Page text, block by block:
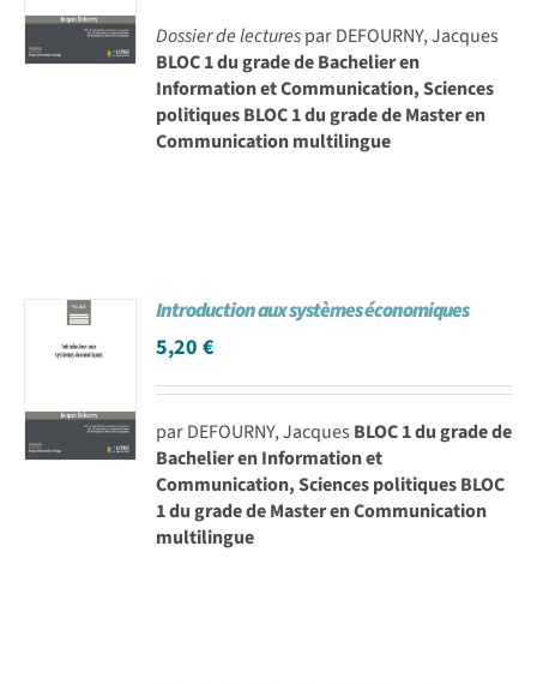
Dossier de lecturespar DEFOURNY, Jacques
BLOC 1 du grade de Bachelier en
Information et Communication, Sciences
politiques BLOC 1 du grade de Master en
Communication multilingue
Introduction aux systèmes économiques
5,20€
par DEFOURNY, Jacques BLOC 1 du grade de
Bachelier en Information et
Communication, Sciences politiques BLOC
1 du grade de Master en Communication
multilingue